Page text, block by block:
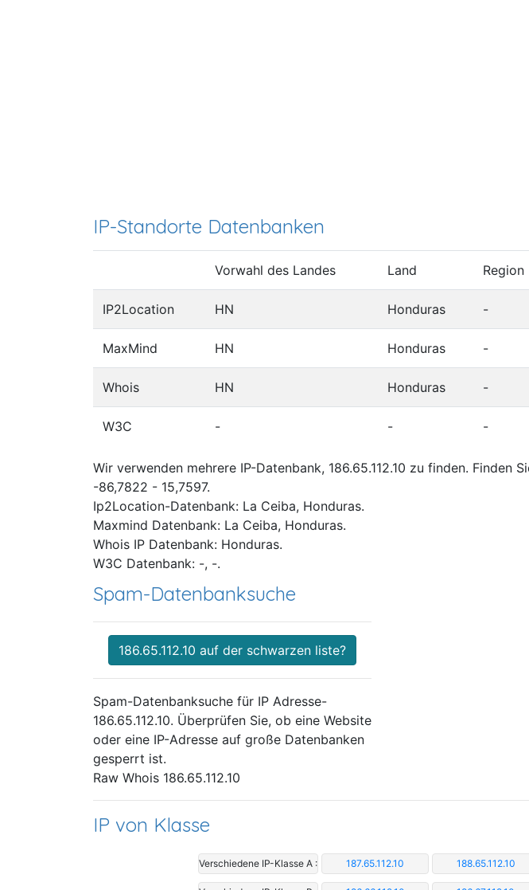
IP-Standorte Datenbanken
Vorwahl des Landes Land Region
IP2Location HN Honduras -
MaxMind HN Honduras -
Whois HN Honduras -
W3C - - -
Wir verwenden mehrere IP-Datenbank, 186.65.112.10 zu finden.
-86,7822 - 15,7597.
Ip2Location-Datenbank: La Ceiba, Honduras.
Maxmind Datenbank: La Ceiba, Honduras.
Whois IP Datenbank: Honduras.
W3C Datenbank: -, -.
Spam-Datenbanksuche
186.65.112.10 auf der schwarzen liste?
Spam-Datenbanksuche für IP Adresse-
186.65.112.10. Überprüfen Sie, ob eine Website
oder eine IP-Adresse auf große Datenbanken
gesperrt ist.
Raw Whois 186.65.112.10
IP von Klasse
Verschiedene IP-Klasse A : 187.65.112.10 188.65.112.10